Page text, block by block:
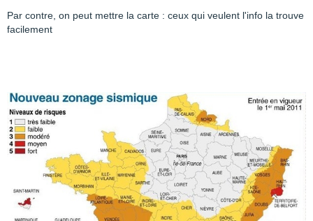
Par contre, on peut mettre la carte : ceux qui veulent l'info la trouve
facilement